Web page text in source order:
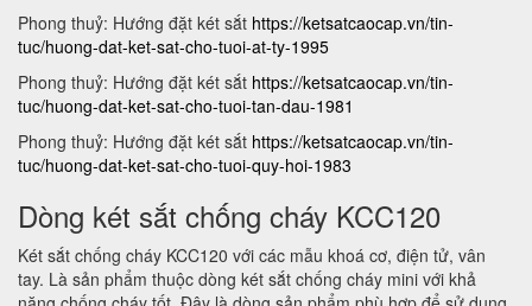
Phong thuỷ: Hướng đặt két sắt https://ketsatcaocap.vn/tin-
tuc/huong-dat-ket-sat-cho-tuoi-at-ty-1995
Phong thuỷ: Hướng đặt két sắt https://ketsatcaocap.vn/tin-
tuc/huong-dat-ket-sat-cho-tuoi-tan-dau-1981
Phong thuỷ: Hướng đặt két sắt https://ketsatcaocap.vn/tin-
tuc/huong-dat-ket-sat-cho-tuoi-quy-hoi-1983
Dòng két sắt chống cháy KCC120
Két sắt chống cháy KCC120 với các mẫu khoá cơ, điện tử, vân
tay. Là sản phẩm thuộc dòng két sắt chống cháy mini với khả